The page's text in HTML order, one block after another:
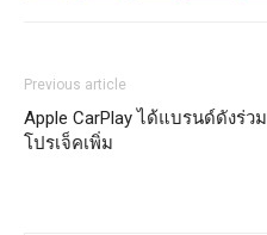
Previous article
Apple CarPlay ได้แบรนด์ดังร่วม
โปรเจ็คเพิ่ม